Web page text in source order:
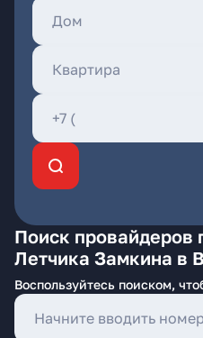
Поиск провайдеров
Летчика Замкина в
Воспользуйтесь поиском,